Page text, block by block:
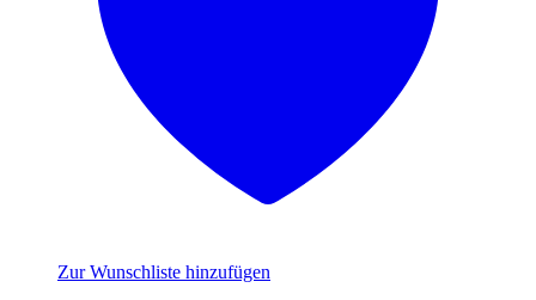
Zur Wunschliste hinzufügen